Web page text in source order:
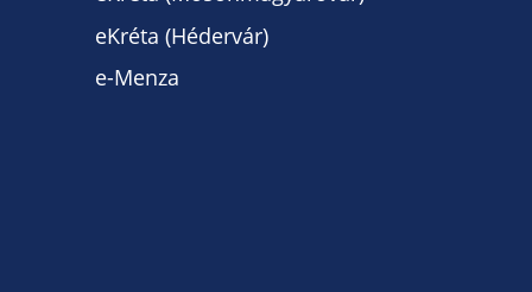
eKréta (Hédervár)
e-Menza